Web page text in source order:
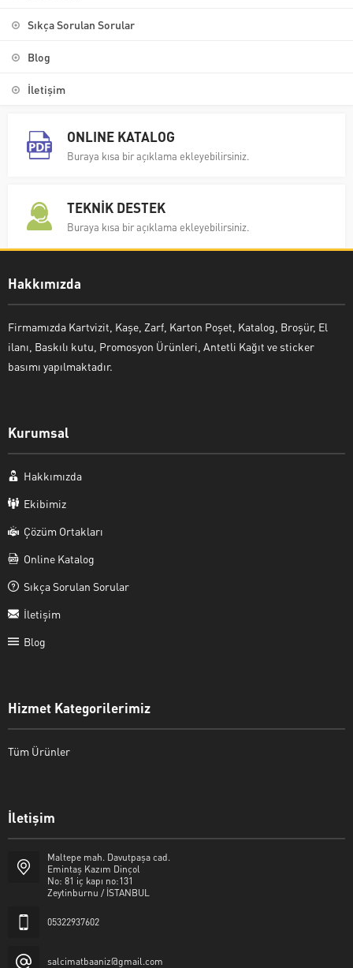
Sıkça Sorulan Sorular
Blog
İletişim
ONLINE KATALOG
Buraya kısa bir açıklama ekleyebilirsiniz.
TEKNİK DESTEK
Buraya kısa bir açıklama ekleyebilirsiniz.
Hakkımızda
Firmamızda Kartvizit, Kaşe, Zarf, Karton Poşet, Katalog, Broşür, El
ilanı, Baskılı kutu, Promosyon Ürünleri, Antetli Kağıt ve sticker
basımı yapılmaktadır.
Kurumsal
Hakkımızda
Ekibimiz
Çözüm Ortakları
Online Katalog
Sıkça Sorulan Sorular
İletişim
Blog
Hizmet Kategorilerimiz
Tüm Ürünler
İletişim
Maltepe mah. Davutpaşa cad.
Emintaş Kazım Dinçol
No: 81 iç kapı no:131
Zeytinburnu / İSTANBUL
05322937602
salcimatbaaniz@gmail.com